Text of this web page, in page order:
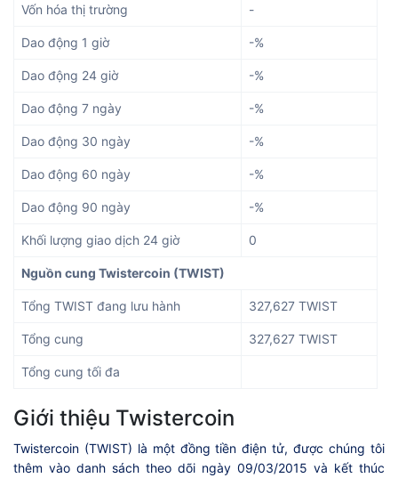
Vốn hóa thị trường -
Dao động 1 giờ -%
Dao động 24 giờ -%
Dao động 7 ngày -%
Dao động 30 ngày -%
Dao động 60 ngày -%
Dao động 90 ngày -%
Khối lượng giao dịch 24 giờ 0
Nguồn cung Twistercoin (TWIST)
Tổng TWIST đang lưu hành 327,627 TWIST
Tổng cung 327,627 TWIST
Tổng cung tối đa
Giới thiệu Twistercoin
Twistercoin (TWIST) là một đồng tiền điện tử, được chúng tôi
thêm vào danh sách theo dõi ngày 09/03/2015 và kết thúc